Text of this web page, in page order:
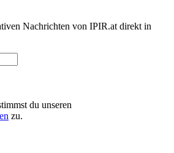
Nachrichten von IPIR.at direkt in
du unseren
zu.